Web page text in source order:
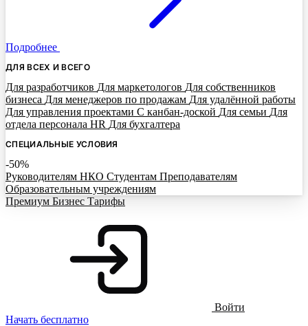
Подробнее
ДЛЯ ВСЕХ И ВСЕГО
Для разработчиков Для маркетологов Для собственников
бизнеса Для менеджеров по продажам Для удалённой работы
Для управления проектами С канбан-доской Для семьи Для
отдела персонала HR Для бухгалтера
СПЕЦИАЛЬНЫЕ УСЛОВИЯ
-50%
Руководителям НКО Студентам Преподавателям
Образовательным учреждениям
Премиум Бизнес Тарифы
Войти
Начать бесплатно